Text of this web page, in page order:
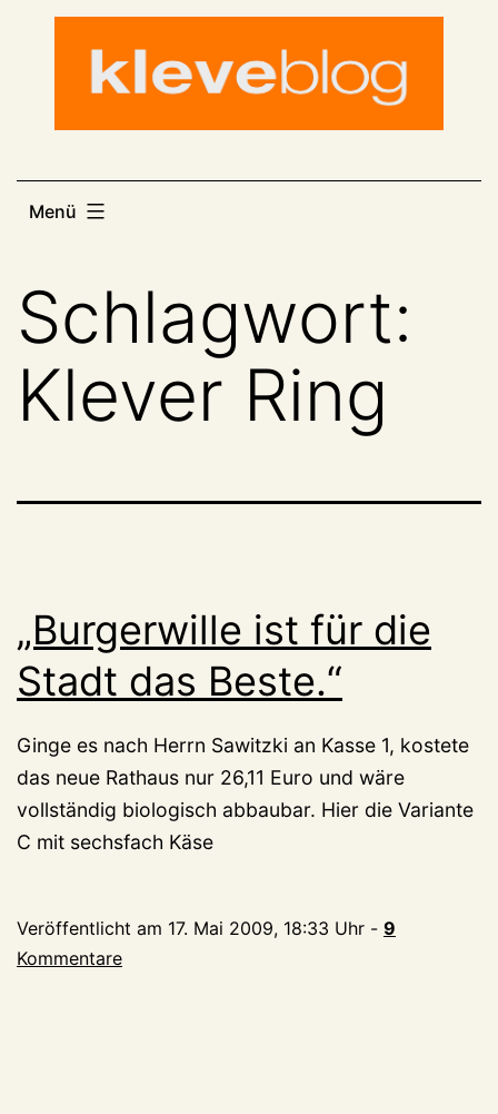
Menü
Schlagwort:
Klever Ring
„Burgerwille ist für die
Stadt das Beste.“
Ginge es nach Herrn Sawitzki an Kasse 1, kostete
das neue Rathaus nur 26,11 Euro und wäre
vollständig biologisch abbaubar. Hier die Variante
C mit sechsfach Käse
Veröffentlicht am 17. Mai 2009, 18:33 Uhr - 9
Kommentare